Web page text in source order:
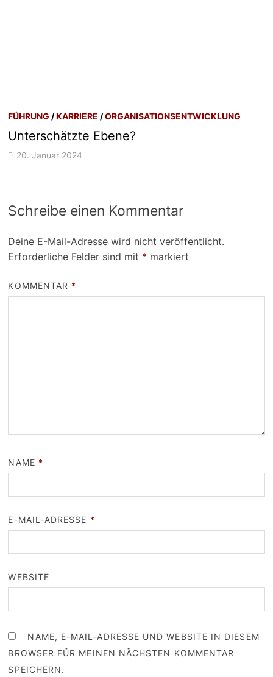
FÜHRUNG /KARRIERE /ORGANISATIONSENTWICKLUNG
Unterschätzte Ebene?
20. Januar 2024
Schreibe einen Kommentar
Deine E-Mail-Adresse wird nicht veröffentlicht.
Erforderliche Felder sind mit * markiert
KOMMENTAR *
NAME *
E-MAIL-ADRESSE *
WEBSITE
NAME, E-MAIL-ADRESSE UND WEBSITE IN DIESEM
BROWSER FÜR MEINEN NÄCHSTEN KOMMENTAR
SPEICHERN.